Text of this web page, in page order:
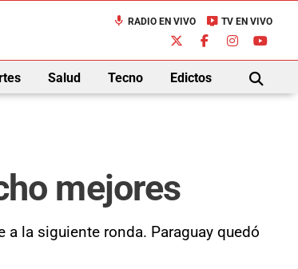
mic RADIO EN VIVO live_tv TV EN VIVO
Salud Tecno Edictos
BUSCAR
mejores
la siguiente ronda. Paraguay quedó